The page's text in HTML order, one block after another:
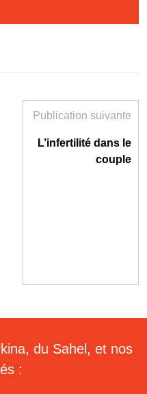
Publication suivante
L’infertilité dans le
couple
du Sahel, et nos
: